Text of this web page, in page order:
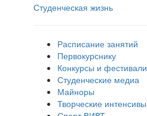
Студенческая жизнь
Расписание занятий
Первокурснику
Конкурсы и фестивали
Студенческие медиа
Майноры
Творческие интенсивы